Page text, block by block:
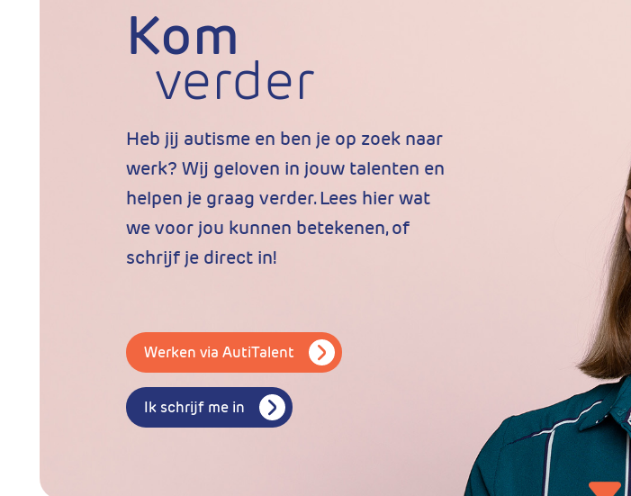
Kom
verder
Heb jij autisme en ben je op zoek naar
werk? Wij geloven in jouw talenten en
helpen je graag verder. Lees hier wat
we voor jou kunnen betekenen, of
schrijf je direct in!
Werken via AutiTalent
Ik schrijf me in